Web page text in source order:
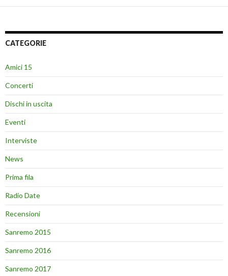
CATEGORIE
Amici 15
Concerti
Dischi in uscita
Eventi
Interviste
News
Prima fila
Radio Date
Recensioni
Sanremo 2015
Sanremo 2016
Sanremo 2017